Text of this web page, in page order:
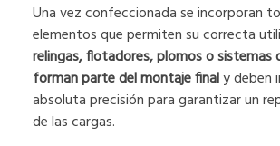
Una vez confeccionada se incorporan
elementos que permiten su correcta
relingas, flotadores, plomos o sistemas
forman parte del montaje finaly deben
absoluta precisión para garantizar un
de las cargas.